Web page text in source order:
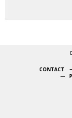
CONTACT